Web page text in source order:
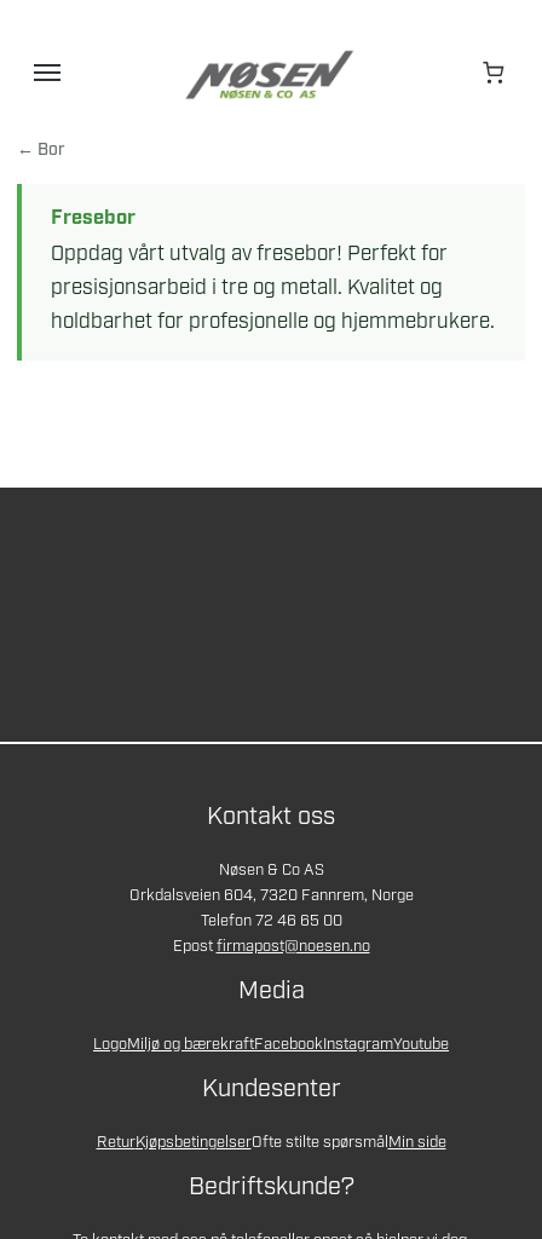
← Bor
Fresebor
Oppdag vårt utvalg av fresebor! Perfekt for
presisjonsarbeid i tre og metall. Kvalitet og
holdbarhet for profesjonelle og hjemmebrukere.
Kontakt oss
Nøsen & Co AS
Orkdalsveien 604, 7320 Fannrem, Norge
Telefon 72 46 65 00
Epostfirmapost@noesen.no
Media
LogoMiljø og bærekraftFacebookInstagramYoutube
Kundesenter
ReturKjøpsbetingelserOfte stilte spørsmålMin side
Bedriftskunde?